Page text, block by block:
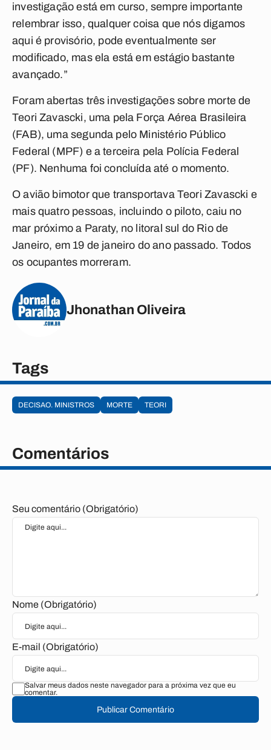
investigação está em curso, sempre importante
relembrar isso, qualquer coisa que nós digamos
aqui é provisório, pode eventualmente ser
modificado, mas ela está em estágio bastante
avançado.”
Foram abertas três investigações sobre morte de
Teori Zavascki, uma pela Força Aérea Brasileira
(FAB), uma segunda pelo Ministério Público
Federal (MPF) e a terceira pela Polícia Federal
(PF). Nenhuma foi concluída até o momento.
O avião bimotor que transportava Teori Zavascki e
mais quatro pessoas, incluindo o piloto, caiu no
mar próximo a Paraty, no litoral sul do Rio de
Janeiro, em 19 de janeiro do ano passado. Todos
os ocupantes morreram.
Jhonathan Oliveira
Tags
DECISAO. MINISTROS MORTE TEORI
Comentários
Seu comentário (Obrigatório)
Nome (Obrigatório)
E-mail (Obrigatório)
Salvar meus dados neste navegador para a próxima vez que eu
comentar.
Publicar Comentário